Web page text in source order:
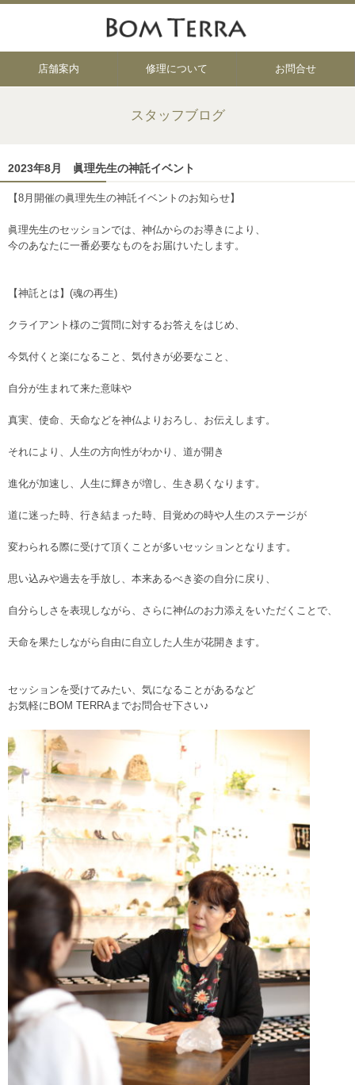
店舗案内 修理について お問合せ
スタッフブログ
2023年8月 眞理先生の神託イベント
【8月開催の眞理先生の神託イベントのお知らせ】
眞理先生のセッションでは、神仏からのお導きにより、
今のあなたに一番必要なものをお届けいたします。
【神託とは】(魂の再生)
クライアント様のご質問に対するお答えをはじめ、
今気付くと楽になること、気付きが必要なこと、
自分が生まれて来た意味や
真実、使命、天命などを神仏よりおろし、お伝えします。
それにより、人生の方向性がわかり、道が開き
進化が加速し、人生に輝きが増し、生き易くなります。
道に迷った時、行き結まった時、目覚めの時や人生のステージが
変わられる際に受けて頂くことが多いセッションとなります。
思い込みや過去を手放し、本来あるべき姿の自分に戻り、
自分らしさを表現しながら、さらに神仏のお力添えをいただくことで、
天命を果たしながら自由に自立した人生が花開きます。
セッションを受けてみたい、気になることがあるなど
お気軽にBOM TERRAまでお問合せ下さい♪